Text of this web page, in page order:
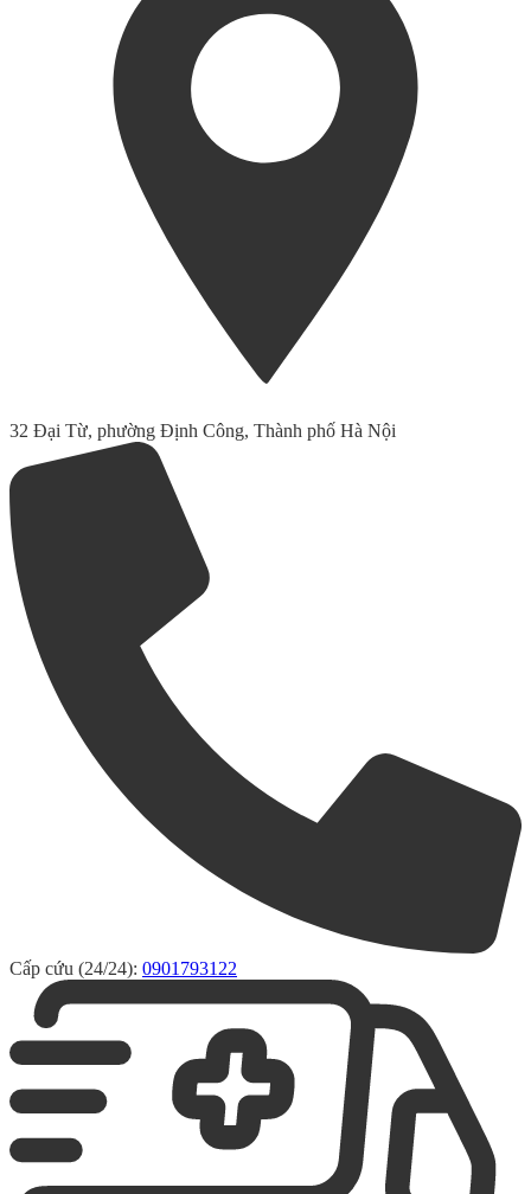
32 Đại Từ, phường Định Công, Thành phố Hà Nội
Cấp cứu (24/24): 0901793122